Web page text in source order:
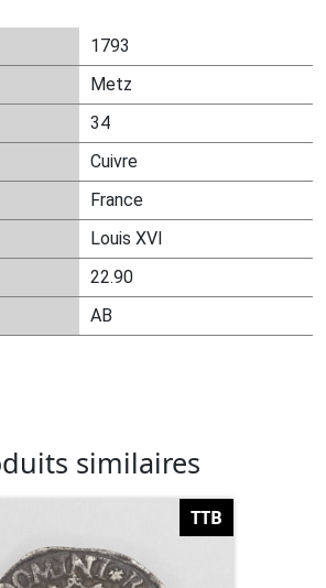
1793
Metz
34
Cuivre
France
Louis XVI
22.90
AB
similaires
TTB